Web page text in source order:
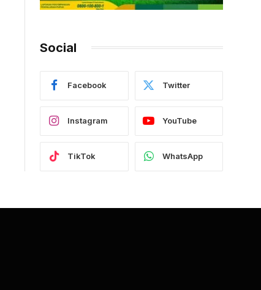
Social
Facebook Twitter
Instagram YouTube
TikTok WhatsApp